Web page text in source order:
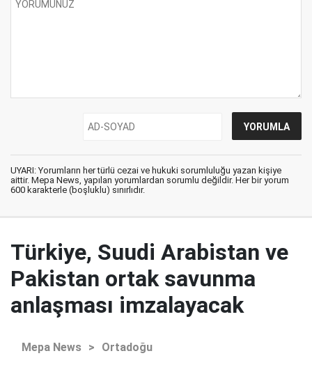
UYARI: Yorumların her türlü cezai ve hukuki sorumluluğu yazan kişiye
aittir. Mepa News, yapılan yorumlardan sorumlu değildir. Her bir yorum
600 karakterle (boşluklu) sınırlıdır.
Türkiye, Suudi Arabistan ve
Pakistan ortak savunma
anlaşması imzalayacak
Mepa News > Ortadoğu